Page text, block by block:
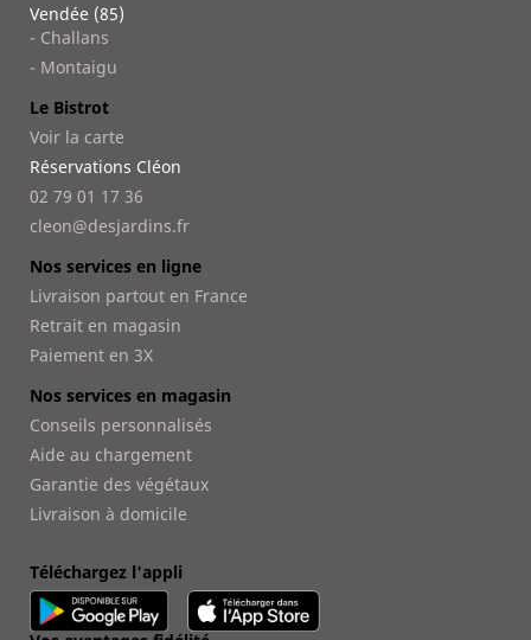
Vendée (85)
- Challans
- Montaigu
Le Bistrot
Voir la carte
Réservations Cléon
02 79 01 17 36
cleon@desjardins.fr
Nos services en ligne
Livraison partout en France
Retrait en magasin
Paiement en 3X
Nos services en magasin
Conseils personnalisés
Aide au chargement
Garantie des végétaux
Livraison à domicile
Téléchargez l'appli